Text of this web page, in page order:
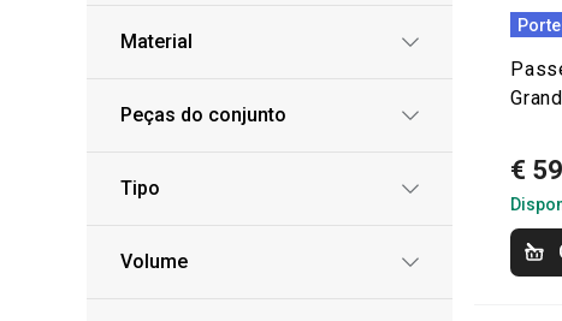
Material
Peças do conjunto
Tipo
Volume
€